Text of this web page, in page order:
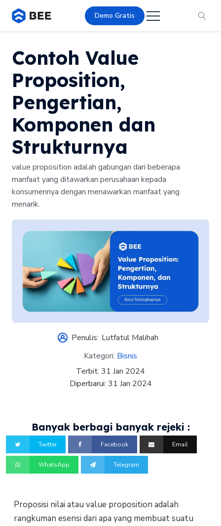
Demo Gratis
Contoh Value
Proposition,
Pengertian,
Komponen dan
Strukturnya
value proposition adalah gabungan dari beberapa
manfaat yang ditawarkan perusahaan kepada
konsumennya dengan menawarkan manfaat yang
menarik.
Penulis: Lutfatul Malihah
Kategori: Bisnis
Terbit: 31 Jan 2024
Diperbarui: 31 Jan 2024
Banyak berbagi banyak rejeki :
Twitter Facebook Email
WhatsApp Telegram
Proposisi nilai atau value proposition adalah
rangkuman esensi dari apa yang membuat suatu